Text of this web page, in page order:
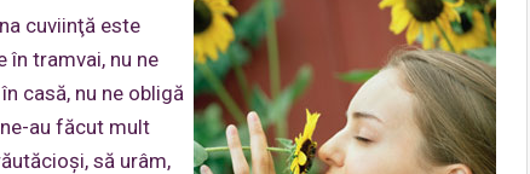
cuviinţă este
în tramvai, nu ne
casă, nu ne obligă
au făcut mult
să urâm,